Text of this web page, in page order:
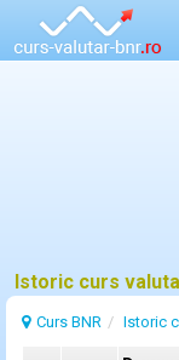
Istoric curs
Curs BNR Istoric